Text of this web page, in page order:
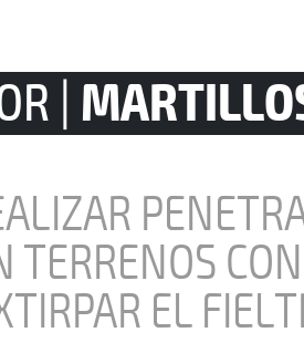
|
TERRENOS
EL